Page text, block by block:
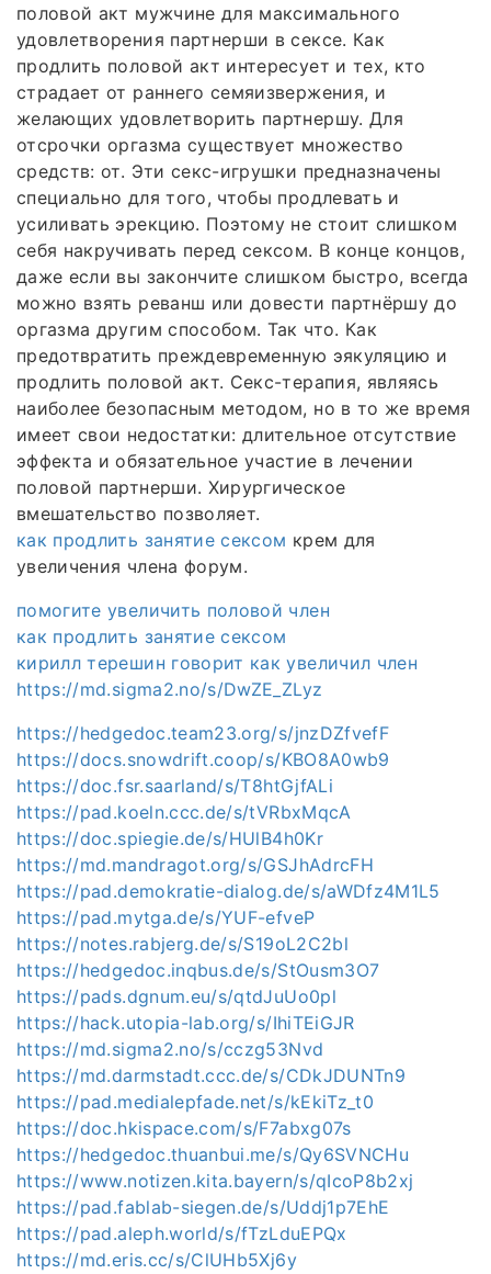
половой акт мужчине для максимального
удовлетворения партнерши в сексе. Как
продлить половой акт интересует и тех, кто
страдает от раннего семяизвержения, и
желающих удовлетворить партнершу. Для
отсрочки оргазма существует множество
средств: от. Эти секс-игрушки предназначены
специально для того, чтобы продлевать и
усиливать эрекцию. Поэтому не стоит слишком
себя накручивать перед сексом. В конце концов,
даже если вы закончите слишком быстро, всегда
можно взять реванш или довести партнёршу до
оргазма другим способом. Так что. Как
предотвратить преждевременную эякуляцию и
продлить половой акт. Секс-терапия, являясь
наиболее безопасным методом, но в то же время
имеет свои недостатки: длительное отсутствие
эффекта и обязательное участие в лечении
половой партнерши. Хирургическое
вмешательство позволяет.
как продлить занятие сексом крем для
увеличения члена форум.
помогите увеличить половой член
как продлить занятие сексом
кирилл терешин говорит как увеличил член
https://md.sigma2.no/s/DwZE_ZLyz
https://hedgedoc.team23.org/s/jnzDZfvefF
https://docs.snowdrift.coop/s/KBO8A0wb9
https://doc.fsr.saarland/s/T8htGjfALi
https://pad.koeln.ccc.de/s/tVRbxMqcA
https://doc.spiegie.de/s/HUlB4h0Kr
https://md.mandragot.org/s/GSJhAdrcFH
https://pad.demokratie-dialog.de/s/aWDfz4M1L5
https://pad.mytga.de/s/YUF-efveP
https://notes.rabjerg.de/s/S19oL2C2bl
https://hedgedoc.inqbus.de/s/StOusm3O7
https://pads.dgnum.eu/s/qtdJuUo0pl
https://hack.utopia-lab.org/s/IhiTEiGJR
https://md.sigma2.no/s/cczg53Nvd
https://md.darmstadt.ccc.de/s/CDkJDUNTn9
https://pad.medialepfade.net/s/kEkiTz_t0
https://doc.hkispace.com/s/F7abxg07s
https://hedgedoc.thuanbui.me/s/Qy6SVNCHu
https://www.notizen.kita.bayern/s/qIcoP8b2xj
https://pad.fablab-siegen.de/s/Uddj1p7EhE
https://pad.aleph.world/s/fTzLduEPQx
https://md.eris.cc/s/ClUHb5Xj6y